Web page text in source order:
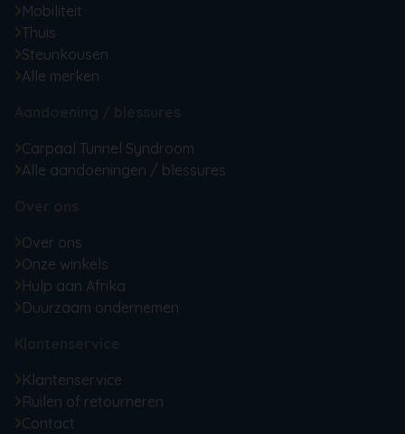
Mobiliteit
Thuis
Steunkousen
Alle merken
Carpaal Tunnel Syndroom
Alle aandoeningen / blessures
Over ons
Onze winkels
Hulp aan Afrika
Duurzaam ondernemen
Klantenservice
Ruilen of retourneren
Contact